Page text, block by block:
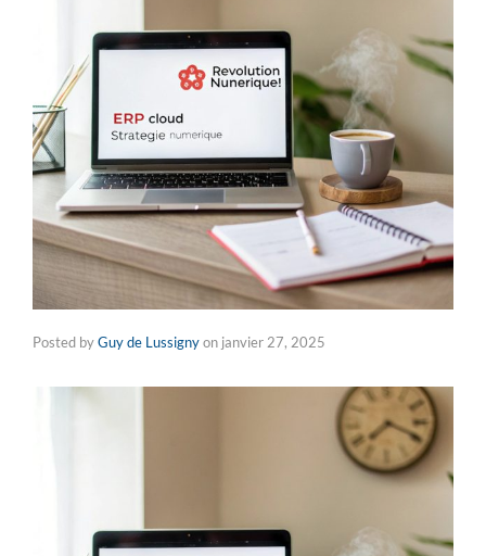
Posted byGuy de Lussignyon janvier 27, 2025